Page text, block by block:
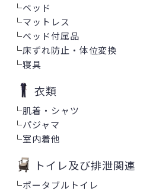
└ベッド
└マットレス
└ベッド付属品
└床ずれ防止・体位変換
└寝具
衣類
└肌着・シャツ
└パジャマ
└室内着他
トイレ及び排泄関連
└ポータブルトイレ